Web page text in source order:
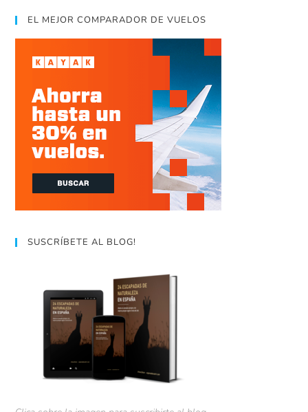
EL MEJOR COMPARADOR DE VUELOS
SUSCRÍBETE AL BLOG!